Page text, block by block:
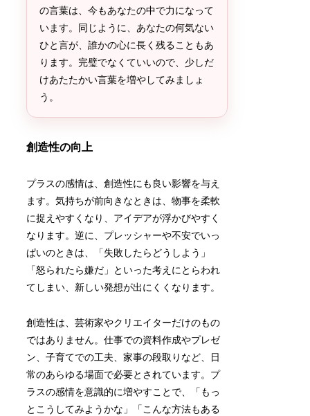
の言葉は、今もあなたの中で力になって
います。同じように、あなたの何気ない
ひと言が、誰かの心に長く残ることもあ
ります。完璧でなくていいので、少しだ
けあたたかい言葉を増やしてみましょ
う。
創造性の向上
プラスの感情は、創造性にも良い影響を与え
ます。気持ちが前向きなときは、物事を柔軟
に捉えやすくなり、アイデアが浮かびやすく
なります。逆に、プレッシャーや不安でいっ
ぱいのときは、「失敗したらどうしよう」
「怒られたら嫌だ」といった考えにとらわれ
てしまい、新しい発想が出にくくなります。
創造性は、芸術家やクリエイターだけのもの
ではありません。仕事での資料作成やプレゼ
ン、子育てでの工夫、家事の段取りなど、日
常のあらゆる場面で必要とされています。プ
ラスの感情を意識的に増やすことで、「もっ
とこうしてみようかな」「こんな方法もある